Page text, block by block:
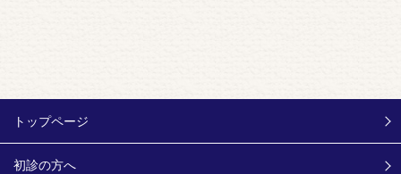
トップページ
初診の方へ